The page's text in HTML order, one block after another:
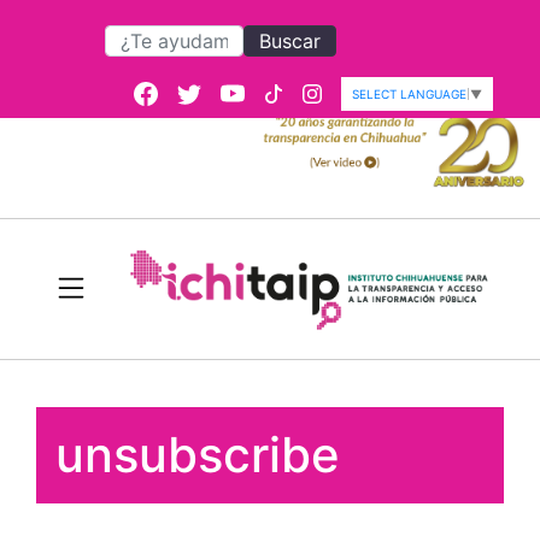
Buscar
SELECT LANGUAGE ▼
unsubscribe